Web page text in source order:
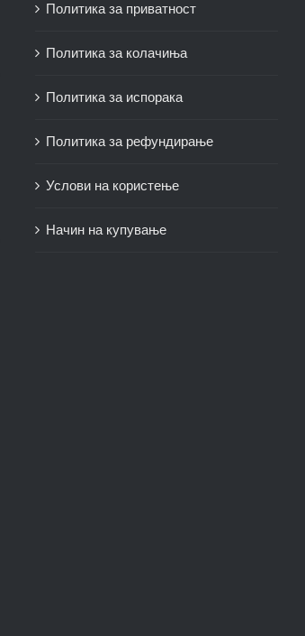
Политика за приватност
Политика за колачиња
Политика за испорака
Политика за рефундирање
Услови на користење
Начин на купување